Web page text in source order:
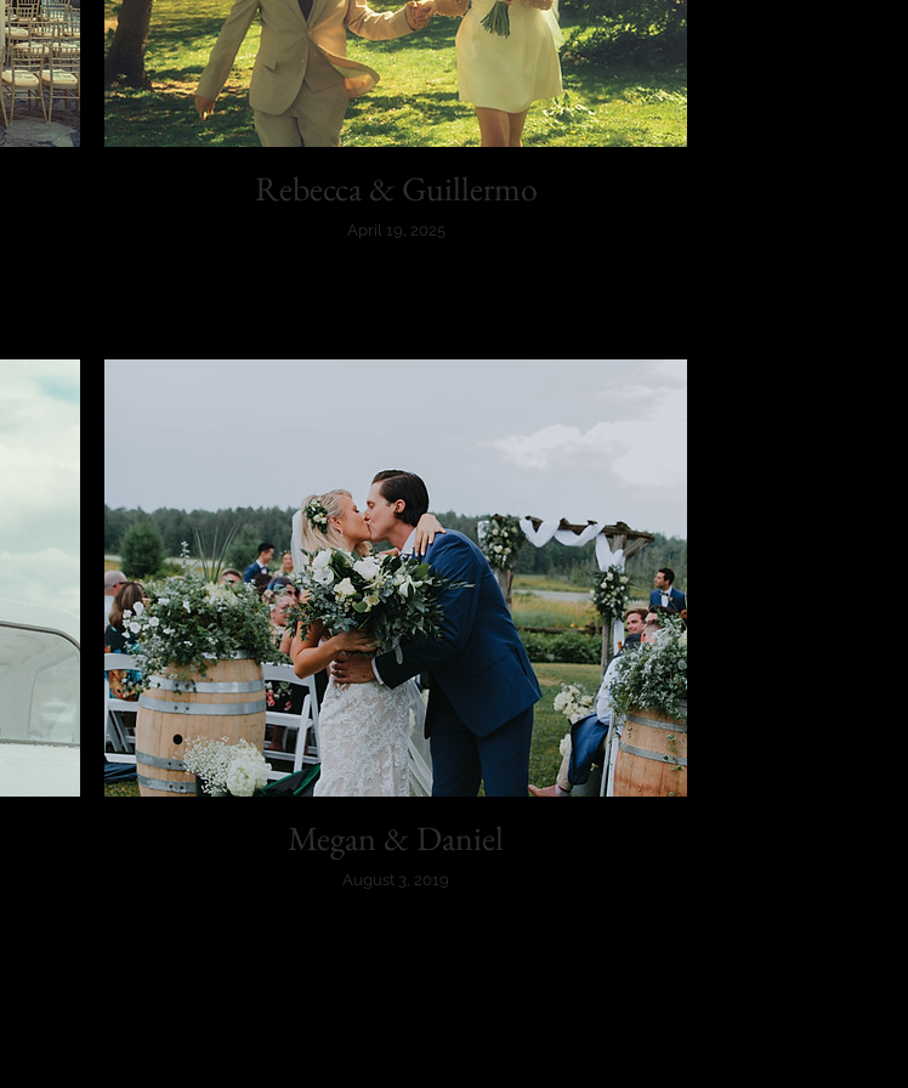
Rebecca & Guillermo
April 19, 2025
Megan & Daniel
August 3, 2019